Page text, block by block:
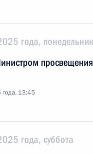
года, понедельник
13:45
года, суббота